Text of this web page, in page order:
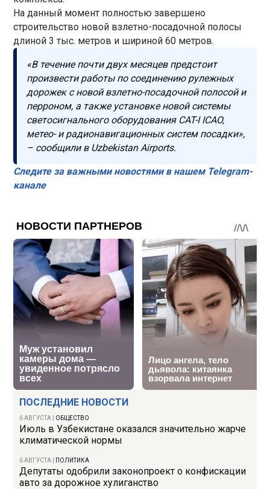
ПОСЛЕДНИЕ НОВОСТИ
6 АВГУСТА ОБЩЕСТВО
Июль в Узбекистане оказался значительно жарче
климатической нормы
6 АВГУСТА ПОЛИТИКА
Депутаты одобрили законопроект о конфискации
авто за дорожное хулиганство
На данный момент полностью завершено
строительство новой взлетно-посадочной полосы
длиной 3 тыс. метров и шириной 60 метров.
«В течение почти двух месяцев предстоит
произвести работы по соединению рулежных
дорожек с новой взлетно-посадочной полосой и
перроном, а также установке новой системы
светосигнального оборудования CAT-I ICAO,
метео- и радионавигационных систем посадки»,
– сообщили в Uzbekistan Airports.
Следите за важными новостями в нашем Telegram-
канале